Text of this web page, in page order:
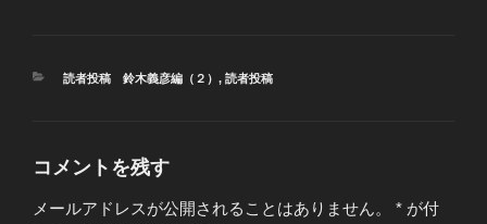
カ
読者投稿 鈴木義彦編（２） , 読者投稿
コメントを残す
メールアドレスが公開されることはありません。 * が付